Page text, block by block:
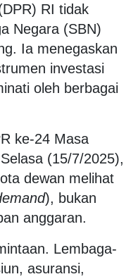
RI tidak
Negara (SBN)
Ia menegaskan
investasi
oleh berbagai
ke-24 Masa
(15/7/2025),
dewan melihat
), bukan
anggaran.
Lembaga-
asuransi,